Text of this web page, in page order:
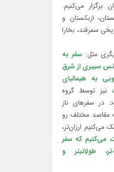
برگزار می‌کنیم.
ازبکستان و
سمرقند، بخارا
مثل:سفر به
سیبری از شرق
به هیمالیای
نیز توسط گروه
در سفرهای ناز
مقاصد مختلف رو
می‌کنیم ارزان‌تر،
می‌کنیم که سفر
بعدی شما ارزانتر، هواشمندانه‌تر، طولانی‎تر و